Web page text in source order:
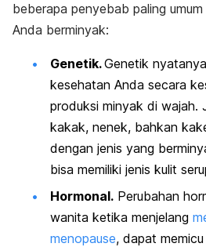
beberapa penyebab paling
Anda berminyak:
Genetik.Genetik
kesehatan Anda secara
produksi minyak di wajah.
kakak, nenek, bahkan
dengan jenis yang
bisa memiliki jenis kulit
Hormonal. Perubahan
wanita ketika menjelang
menopause, dapat